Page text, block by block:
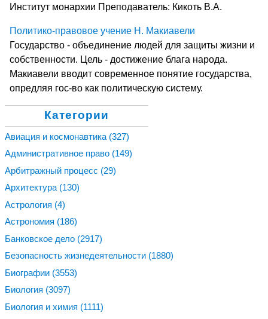
Институт монархии Преподаватель: Кикоть В.А.
Политико-правовое учение Н. Макиавели
Государство - объединение людей для защиты жизни и
собственности. Цель - достижение блага народа.
Макиавели вводит современное понятие государства,
опредляя гос-во как политическую систему.
Категории
Авиация и космонавтика (327)
Административное право (149)
Арбитражный процесс (29)
Архитектура (130)
Астрология (4)
Астрономия (186)
Банковское дело (2917)
Безопасность жизнедеятельности (1880)
Биографии (3553)
Биология (3097)
Биология и химия (1111)